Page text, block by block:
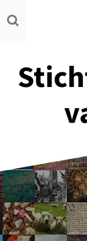
Ga
direct
hoofdinhoud